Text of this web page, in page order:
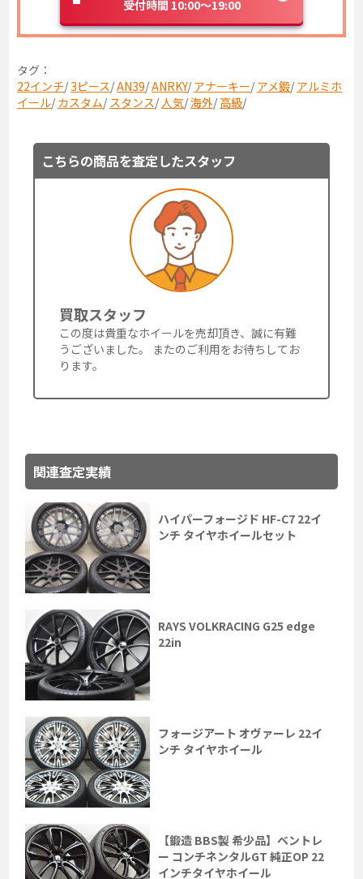
受付時間 10:00～19:00
タグ：
22インチ/3ピース/AN39/ANRKY/ アナーキー/ アメ鍛/ アルミホ
イール/ カスタム/ スタンス/人気/海外/ 高級/
こちらの商品を査定したスタッフ
買取スタッフ
この度は貴重なホイールを売却頂き、誠に有難
うございました。 またのご利用をお待ちしてお
ります。
関連査定実績
ハイパーフォージド HF-C7 22イ
ンチ タイヤホイールセット
RAYS VOLKRACING G25 edge
22in
フォージアート オヴァーレ 22イ
ンチ タイヤホイール
【鍛造 BBS製 希少品】ベントレ
ー コンチネンタルGT 純正OP 22
インチタイヤホイール